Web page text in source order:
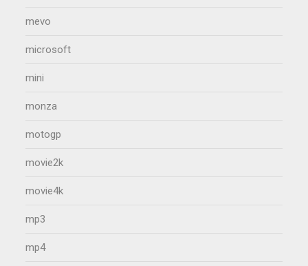
mevo
microsoft
mini
monza
motogp
movie2k
movie4k
mp3
mp4